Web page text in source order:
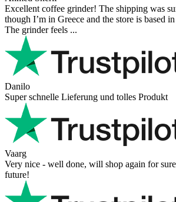
Excellent coffee grinder! The shipping was
though I’m in Greece and the store is based
The grinder feels ...
Danilo
Super schnelle Lieferung und tolles Produkt
Vaarg
Very nice - well done, will shop again for
future!